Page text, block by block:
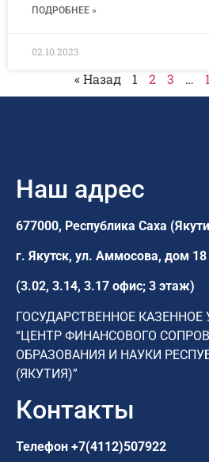
ПОДРОБНЕЕ »
02.10.2023
« Назад 1 2 3 …
Наш адрес
677000, Республика Саха
г. Якутск, ул. Аммосова, дом 18
(3.02, 3.14, 3.17 офис; 3 этаж)
ГОСУДАРСТВЕННОЕ
“ЦЕНТР ФИНАНСОВОГО
ОБРАЗОВАНИЯ И НАУКИ
(ЯКУТИЯ)”
Контакты
Телефон +7(4112)507922